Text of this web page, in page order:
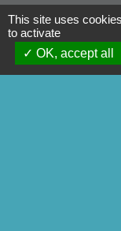
Pontivy
Conseil
Région Bretagne
This site uses
to activate
OK, accept all